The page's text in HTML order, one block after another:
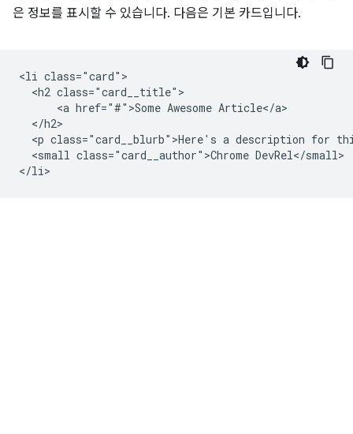
은 정보를 표시할 수 있습니다. 다음은 기본 카드입니다.
<li class="card">
  <h2 class="card__title">
      <a href="#">Some Awesome Article</a>
  </h2>
<p class="card__blurb">Here's a description for
  <small class="card__author">Chrome DevRel</small>